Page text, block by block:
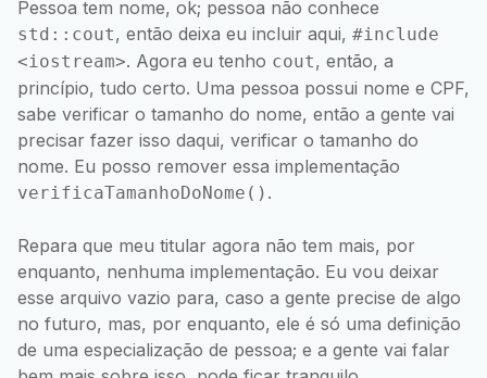
Pessoa tem nome, ok; pessoa não conhece
std::cout, então deixa eu incluir aqui, #include
<iostream>. Agora eu tenho cout, então, a
princípio, tudo certo. Uma pessoa possui nome e CPF,
sabe verificar o tamanho do nome, então a gente vai
precisar fazer isso daqui, verificar o tamanho do
nome. Eu posso remover essa implementação
verificaTamanhoDoNome() .
Repara que meu titular agora não tem mais, por
enquanto, nenhuma implementação. Eu vou deixar
esse arquivo vazio para, caso a gente precise de algo
no futuro, mas, por enquanto, ele é só uma definição
de uma especialização de pessoa; e a gente vai falar